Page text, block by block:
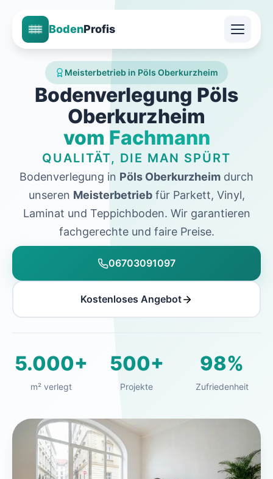
BodenProfis
Meisterbetrieb in Pöls Oberkurzheim
Bodenverlegung Pöls
Oberkurzheim
vom Fachmann
QUALITÄT, DIE MAN SPÜRT
Bodenverlegung in Pöls Oberkurzheim durch
unseren Meisterbetriebfür Parkett, Vinyl,
Laminat und Teppichboden. Wir garantieren
fachgerechte und faire Preise.
06703091097
Kostenloses Angebot
5.000+
m² verlegt
500+
Projekte
98%
Zufriedenheit